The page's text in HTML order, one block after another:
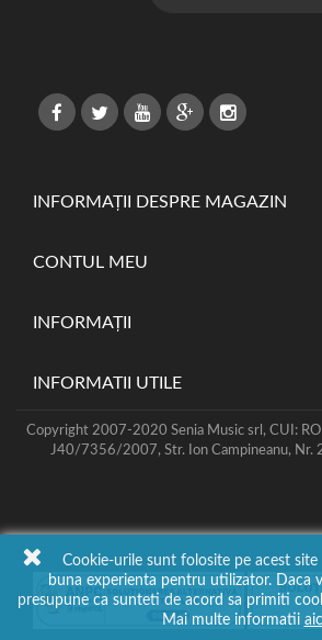
INFORMAȚII DESPRE MAGAZIN
CONTUL MEU
INFORMAŢII
INFORMATII UTILE
Cookie-urile sunt folosite pe acest
buna experienta pentru utilizator. Daca
presupune ca sunteti de acord sa primiti
Mai multe informatii
Copyright 2007-2020 Senia Music srl, CUI:
J40/7356/2007, Str. Ion Campineanu, Nr.